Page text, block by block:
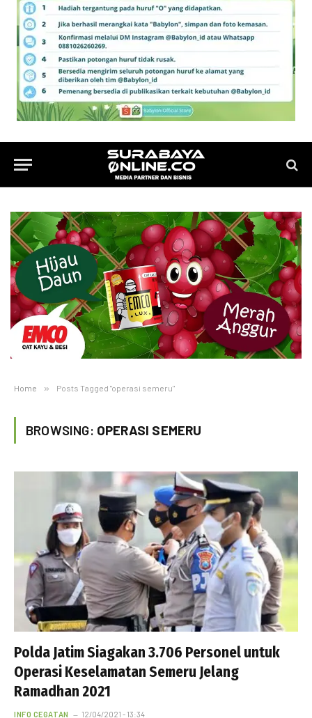
Home » Posts Tagged "operasi semeru"
BROWSING: OPERASI SEMERU
Polda Jatim Siagakan 3.706 Personel untuk
Operasi Keselamatan Semeru Jelang
Ramadhan 2021
INFO CEGATAN 12/04/2021 - 13:34